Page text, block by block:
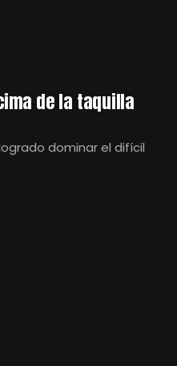
de la taquilla
dominar el difícil